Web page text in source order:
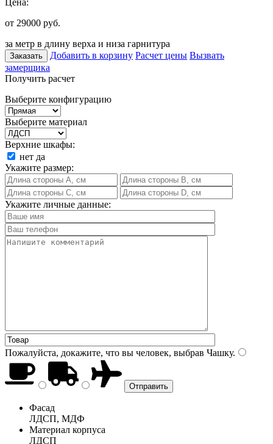
от 29000 руб.
за метр в длину верха и низа гарнитура
Заказать Добавить в корзину Расчет цены Вызвать
замерщика
Получить расчет
Выберите конфигурацию
Выберите материал
Верхние шкафы:
нет да
Укажите размер:
Укажите личные данные:
Пожалуйста, докажите, что вы человек, выбрав Чашку.
Фасад
ЛДСП, МДФ
Материал корпуса
ЛДСП